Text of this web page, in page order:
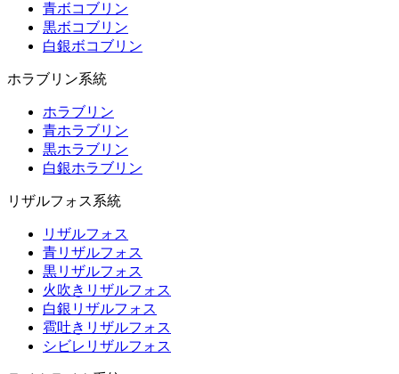
青ボコブリン
黒ボコブリン
白銀ボコブリン
ホラブリン系統
ホラブリン
青ホラブリン
黒ホラブリン
白銀ホラブリン
リザルフォス系統
リザルフォス
青リザルフォス
黒リザルフォス
火吹きリザルフォス
白銀リザルフォス
雹吐きリザルフォス
シビレリザルフォス